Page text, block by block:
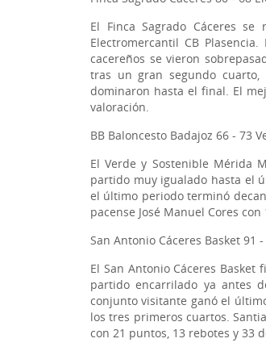
El Finca Sagrado Cáceres
Electromercantil CB
cacereños se vieron
tras un gran segundo
dominaron hasta el final. El
valoración.
BB Baloncesto Badajoz 66 - 73
El Verde y Sostenible Mérida
partido muy igualado hasta el
el último periodo terminó
pacense José Manuel Cores
San Antonio Cáceres Basket 91
El San Antonio Cáceres
partido encarrilado ya antes
conjunto visitante ganó el
los tres primeros cuartos.
con 21 puntos, 13 rebotes y 33